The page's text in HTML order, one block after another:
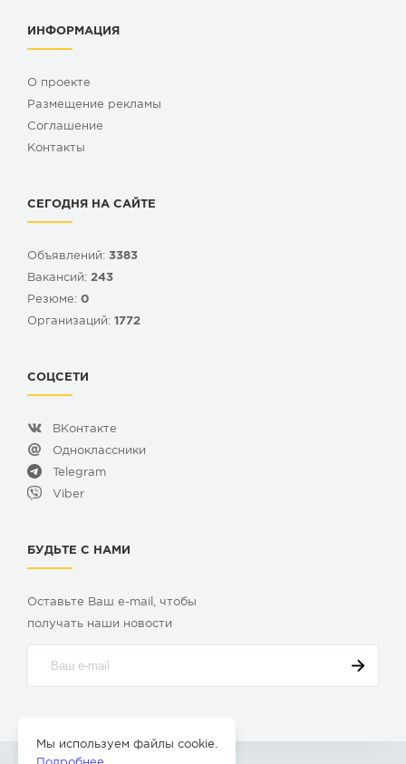
ИНФОРМАЦИЯ
О проекте
Размещение рекламы
Cоглашение
Контакты
СЕГОДНЯ НА САЙТЕ
Объявлений: 3383
Вакансий: 243
Резюме: 0
Организаций: 1772
СОЦСЕТИ
ВКонтакте
Одноклассники
Telegram
Viber
БУДЬТЕ С НАМИ
Оставьте Ваш e-mail, чтобы
получать наши новости
Мы используем файлы cookie.